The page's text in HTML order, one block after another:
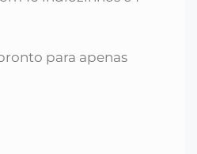
para apenas